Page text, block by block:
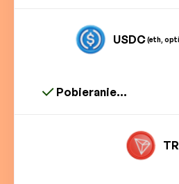
USDC(eth,
Pobieranie...